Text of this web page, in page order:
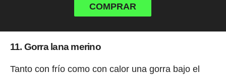
COMPRAR
11. Gorra lana merino
Tanto con frío como con calor una gorra bajo el